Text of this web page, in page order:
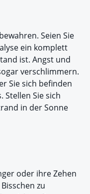
Seien Sie
ein komplett
ist. Angst und
verschlimmern.
Sie sich befinden
Stellen Sie sich
in der Sonne
oder ihre Zehen
zu